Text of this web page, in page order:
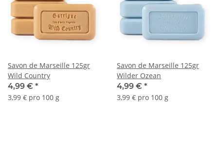
Savon de Marseille 125gr
Wild Country
4,99 € *
3,99 € pro 100 g
Savon de Marseille 125gr
Wilder Ozean
4,99 € *
3,99 € pro 100 g